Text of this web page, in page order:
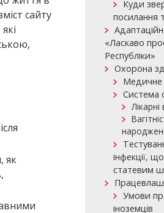
сайту
як
Куди
посилання
«Ласкаво
Республіки»
Охорона
Медичне
Система
Лікарні
інфекції,
статевим
Умови
іноземців